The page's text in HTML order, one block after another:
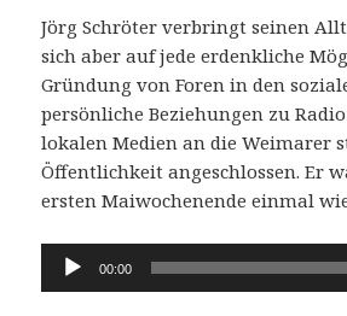
Jörg Schröter verbringt seinen
sich aber auf jede erdenkliche
Gründung von Foren in den
persönliche Beziehungen zu
lokalen Medien an die Weimarer
Öffentlichkeit angeschlossen. Er
ersten Maiwochenende einmal
Audio-
00:00